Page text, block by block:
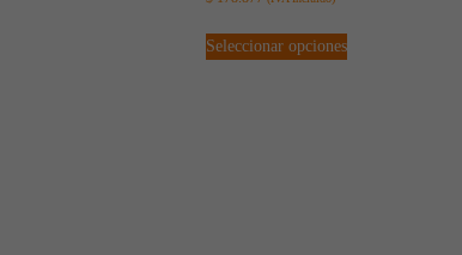
Seleccionar opciones